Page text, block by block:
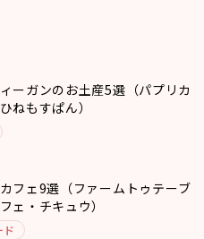
ーガンのお土産5選（パプリカ
ねもすぱん）
フェ9選（ファームトゥテーブ
ェ・チキュウ）
ド